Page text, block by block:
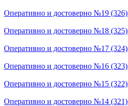
Оперативно и достоверно №19 (326)
Оперативно и достоверно №18 (325)
Оперативно и достоверно №17 (324)
Оперативно и достоверно №16 (323)
Оперативно и достоверно №15 (322)
Оперативно и достоверно №14 (321)